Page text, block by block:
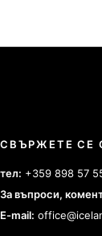
СВЪРЖЕТЕ СЕ
тел: +359 898 57
За въпроси,
E-mail: